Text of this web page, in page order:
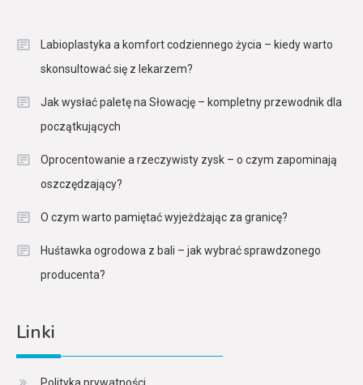
Labioplastyka a komfort codziennego życia – kiedy warto
skonsultować się z lekarzem?
Jak wysłać paletę na Słowację – kompletny przewodnik dla
początkujących
Oprocentowanie a rzeczywisty zysk – o czym zapominają
oszczędzający?
O czym warto pamiętać wyjeżdżając za granicę?
Huśtawka ogrodowa z bali – jak wybrać sprawdzonego
producenta?
Linki